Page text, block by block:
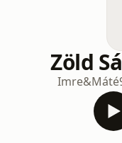
Zöld
Imre&Máté